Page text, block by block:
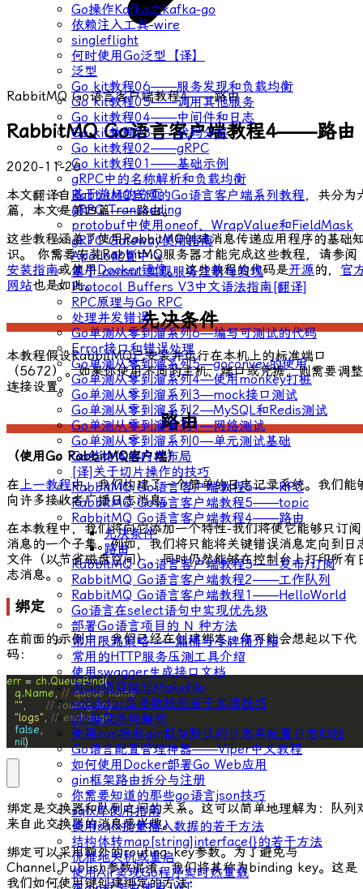
Go操作Kafka之kafka-go
依赖注入工具-wire
singleflight
何时使用Go泛型【译】
泛型
Go kit教程06——服务发现和负载均衡
Go kit教程05——调用其他服务
Go kit教程04——中间件和日志
Go kit教程03——代码分层
Go kit教程02——gRPC
Go kit教程01——基础示例
gRPC中的名称解析和负载均衡
基于游标的分页
gRPC Transcoding
protobuf中使用oneof、WrapValue和FieldMask
gRPC-Gateway使用指南
Apollo配置中心
基于 consul 实现服务注册与发现
Protocol Buffers V3中文语法指南[翻译]
RPC原理与Go RPC
处理并发错误
Go单测从零到溜系列6—编写可测试的代码
Error接口和错误处理
Go单测从零到溜系列5—goconvey的使用
Go单测从零到溜系列4—使用monkey打桩
Go单测从零到溜系列3—mock接口测试
Go单测从零到溜系列2—MySQL和Redis测试
Go单测从零到溜系列1—网络测试
Go单测从零到溜系列0—单元测试基础
Go结构体的内存布局
[译]关于切片操作的技巧
RabbitMQ Go语言客户端教程6——RPC
RabbitMQ Go语言客户端教程5——topic
RabbitMQ Go语言客户端教程4——路由
先决条件
路由
RabbitMQ Go语言客户端教程3——发布/订阅
RabbitMQ Go语言客户端教程2——工作队列
RabbitMQ Go语言客户端教程1——HelloWorld
Go语言在select语句中实现优先级
部署Go语言项目的 N 种方法
常用限流策略——漏桶与令牌桶介绍
常用的HTTP服务压测工具介绍
使用swagger生成接口文档
为Go项目编写Makefile
validator库参数校验若干实用技巧
gin框架源码解析
使用zap接收gin框架默认的日志并配置日志归档
Go语言配置管理神器——Viper中文教程
如何使用Docker部署Go Web应用
gin框架路由拆分与注册
你需要知道的那些go语言json技巧
sqlx库使用指南
使用sqlx批量插入数据的若干方法
结构体转map[string]interface{}的若干方法
优雅地关机或重启
使用Air实现Go程序实时热重载
RabbitMQ Go语言客户端教程4——路由
RabbitMQ Go语言客户端教程4——路由
2020-11-26
本文翻译自 RabbitMQ官网的Go语言客户端系列教程，共分为
篇，本文是第四篇——路由。
这些教程涵盖了使用RabbitMQ创建消息传递应用程序的基础
识。 你需要安装RabbitMQ服务器才能完成这些教程，请参阅
安装指南或使用Docker镜像。 这些教程的代码是开源的， 官
网站也是如此。
先决条件
本教程假设RabbitMQ已安装并运行在本机上的标准端口
（5672）。如果你使用不同的主机、端口或凭据，则需要调整
连接设置。
路由
（使用Go RabbitMQ客户端）
在上一教程中，我们构建了一个简单的日志记录系统。我们能
向许多接收者广播日志消息。
在本教程中，我们将向它添加一个特性-我们将使它能够只订阅
消息的一个子集。例如，我们将只能将关键错误消息定向到日
文件（以节省磁盘空间），同时仍然能够在控制台上打印所有
志消息。
绑定
在前面的示例中，我们已经在创建绑定。你可能会想起以下代
码：
err = ch .QueueBind
q .Name , // queue name
""
// routing key
"logs"
// exchange
false
nil)
绑定是交换器和队列之间的关系。这可以简单地理解为：队列
来自此交换器的消息感兴趣。
绑定可以采用额外的routing_key参数。为了避免与
Channel.Publish参数混淆，我们将其称为binding key。这是
我们如何使用键创建绑定的方法：